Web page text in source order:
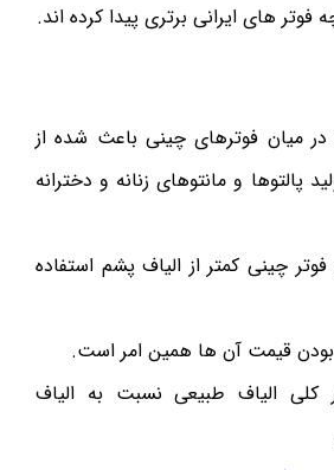
فوتر های ایرانی برتری پیدا کرده اند.
میان فوترهای چینی باعث شده از
پالتوها و مانتوهای زنانه و دخترانه
چینی کمتر از الیاف پشم استفاده
قیمت آن ها همین امر است.
کلی الیاف طبیعی نسبت به الیاف